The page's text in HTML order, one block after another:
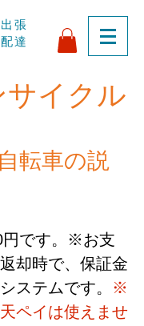
張
達
サイクル
転車の説
円です。※お支
却時で、保証金
ステムです。 ※
ペイは使えませ